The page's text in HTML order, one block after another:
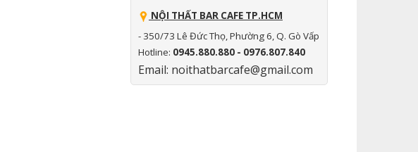
NỘI THẤT BAR CAFE TP.HCM
- 350/73 Lê Đức Thọ, Phường 6, Q. Gò Vấp
Hotline: 0945.880.880 - 0976.807.840
Email: noithatbarcafe@gmail.com